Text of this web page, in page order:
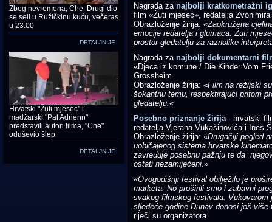
Zbog nevremena, Che: Drugi dio
se seli u Ružičkinu kuću, večeras
u 23.00
DETALJNIJE
Hrvatski "Žuti mjesec" i
madžarski "Pal Adrienn"
predstavili autori filma, "Che"
oduševio šlep
DETALJNIJE
Nagrada za najbolji kratkometražni
film «Žuti mjesec», redatelja
Obrazloženje žirija: «Zaokružena
emocije redatelja i glumaca. Žuti
prostor gledatelju za raznolike
Nagrada za najbolji dokumentarni
«Djeca iz komune / Die Kinder Vom
Grossheim.
Obrazloženje žirija: «Film na režijski
šokantnu temu, respektirajući pritom
gledatelju.«
Posebno priznanje žirija- hrvatski
redatelja Vjerana Vukašinovića i Ines
Obrazloženje žirija: «Drugačiji pogled
uobičajenog sistema hrvatske
zavređuje posebnu pažnju te da
ostati nezamijećeni.»
«Ovogodišnji festival obilježilo je
marketa. No proširili smo i zabavni
svakog filmskog festivala.
sljedeće godine Dunav donosi još
riječi su organizatora.